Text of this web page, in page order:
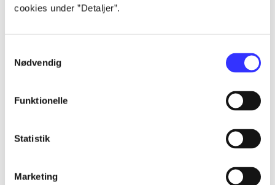
cookies under ”Detaljer”.
Nødvendig
Funktionelle
Statistik
Marketing